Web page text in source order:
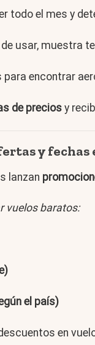
todo el mes y
usar, muestra
encontrar
de preciosy
y fechas
lanzan
vuelos baratos:
el país)
en